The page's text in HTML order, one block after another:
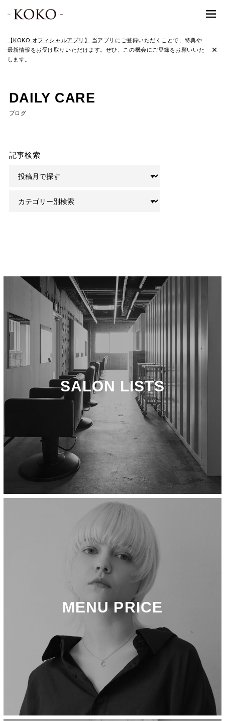
【KOKO オフィシャルアプリ】
当アプリにご登録いただくことで、特典や
最新情報をお受け取りいただけます。ぜひ、この機会にご登録をお願いいた
します。
DAILY CARE
ブログ
記事検索
SALON LISTS
MENU PRICE